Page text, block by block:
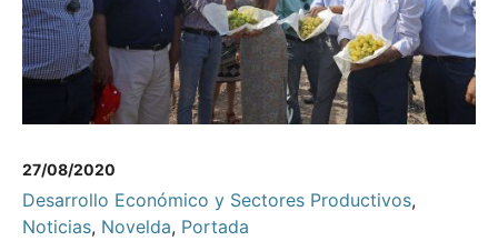
27/08/2020
Desarrollo Económico y Sectores Productivos,
Noticias, Novelda, Portada